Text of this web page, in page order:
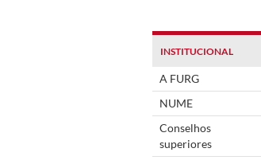
INSTITUCIONAL
A FURG
NUME
Conselhos
superiores